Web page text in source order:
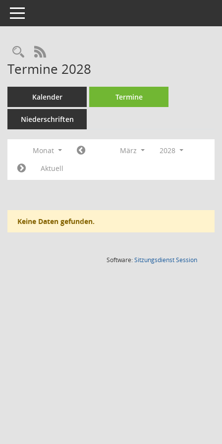
Toggle navigation
Rechercheauswahl
RSS-Feed
Termine 2028
Kalender Termine
Niederschriften
Monat März
2028
Aktuell
Keine Daten gefunden.
Software:SitzungsdienstSession(Wird in